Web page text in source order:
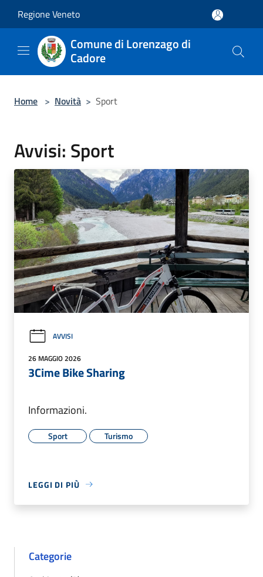
Regione Veneto
Comune di Lorenzago di
Cadore
Home > Novità > Sport
Avvisi: Sport
AVVISI
26 MAGGIO 2026
3Cime Bike Sharing
Informazioni.
Sport Turismo
LEGGI DI PIÙ
Categorie